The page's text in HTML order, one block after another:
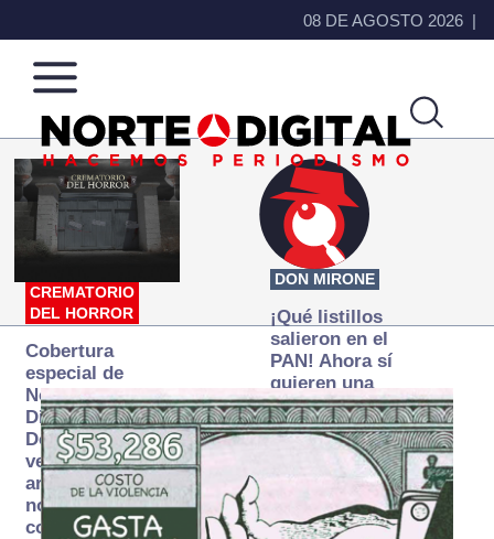
08 DE AGOSTO 2026
Norte
de
Ciudad
Más
que
noticias,
hacemos periodismo
CREMATORIO
DEL HORROR
Cobertura
especial de
Norte
Digital:
Donde la
verdad
arde… pero
no se
consume
DON MIRONE
¡Qué listillos
salieron en el
PAN! Ahora sí
quieren una
Fiscalía
autónoma… y
transexenal